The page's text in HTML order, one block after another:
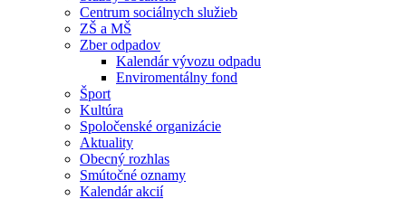
Centrum sociálnych služieb
ZŠ a MŠ
Zber odpadov
Kalendár vývozu odpadu
Enviromentálny fond
Šport
Kultúra
Spoločenské organizácie
Aktuality
Obecný rozhlas
Smútočné oznamy
Kalendár akcií